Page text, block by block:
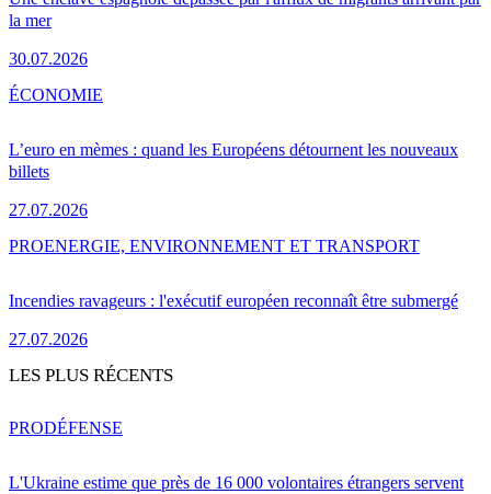
la mer
30.07.2026
L’euro en mèmes : quand les Européens détournent les nouveaux
billets
27.07.2026
ÉCONOMIE
Incendies ravageurs : l'exécutif européen reconnaît être submergé
27.07.2026
PROENERGIE, ENVIRONNEMENT ET TRANSPORT
LES PLUS RÉCENTS
L'Ukraine estime que près de 16 000 volontaires étrangers servent
PRODÉFENSE